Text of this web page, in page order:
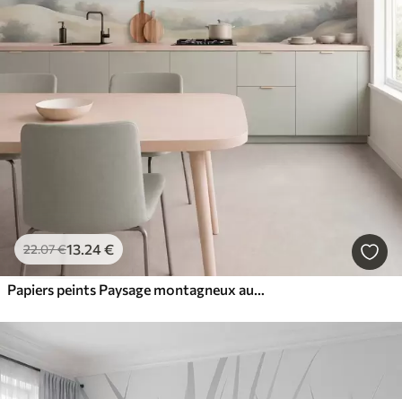
22.07€13.24€
Papiers peints Paysage montagneux aux reliefs variés